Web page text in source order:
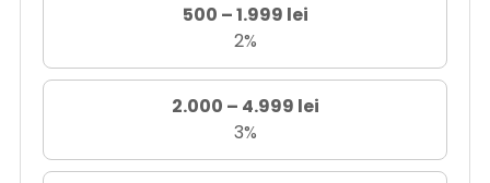
500 – 1.999 lei
2%
2.000 – 4.999 lei
3%